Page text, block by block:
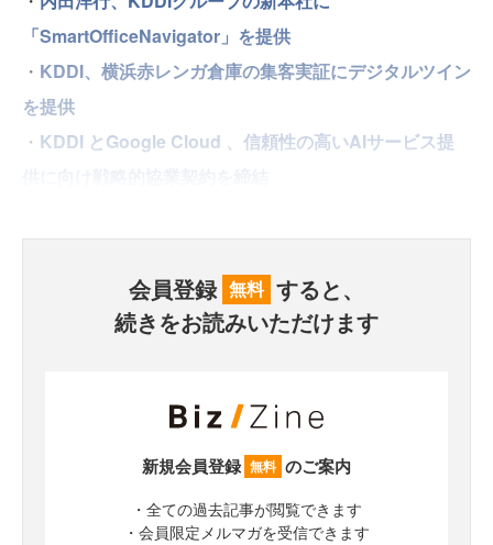
「SmartOfficeNavigator」を提供
・ KDDI、横浜赤レンガ倉庫の集客実証にデジタルツイン
を提供
・ KDDI とGoogle Cloud 、信頼性の高いAIサービス提
会員登録 無料 すると、
続きをお読みいただけます
新規会員登録 無料 のご案内
・全ての過去記事が閲覧できます
・会員限定メルマガを受信できます